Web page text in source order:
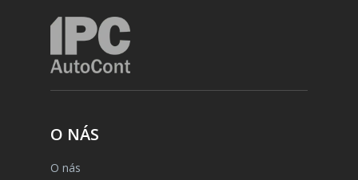
O NÁS
O nás